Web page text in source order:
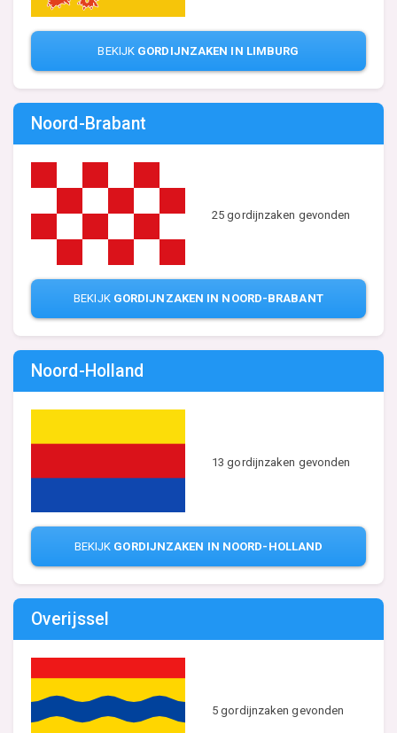
BEKIJK GORDIJNZAKEN IN LIMBURG
Noord-Brabant
25 gordijnzaken gevonden
BEKIJK GORDIJNZAKEN IN NOORD-BRABANT
Noord-Holland
13 gordijnzaken gevonden
BEKIJK GORDIJNZAKEN IN NOORD-HOLLAND
Overijssel
5 gordijnzaken gevonden